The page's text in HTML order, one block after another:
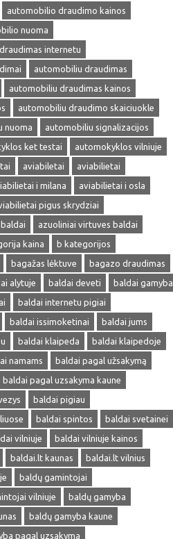
automobilio draudimo kainos
nuoma
internetu
automobiliu draudimas
automobiliu draudimas kainos
automobiliu draudimo skaiciuokle
nuoma
automobiliu signalizacijos
ket testai
automokyklos vilniuje
aviabiletai
aviabilietai
i milana
aviabilietai i osla
pigus skrydziai
azuoliniai virtuves baldai
kaina
b kategorijos
bagažas lėktuve
bagazo draudimas
alytuje baldai deveti
baldai gamyba
baldai internetu pigiai
baldai issimoketinai
baldai jums
baldai klaipeda
baldai klaipedoje
namams
baldai pagal užsakymą
baldai pagal uzsakyma kaune
baldai pigiau
baldai spintos
baldai svetainei
vilniuje
baldai vilniuje kainos
baldai.lt kaunas
baldai.lt vilnius
baldų gamintojai
vilniuje
baldų gamyba
baldų gamyba kaune
pagal uzsakyma